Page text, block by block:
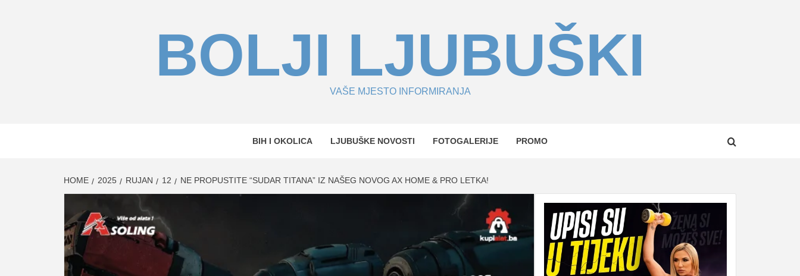
BOLJI LJUBUŠKI
VAŠE MJESTO INFORMIRANJA
BIH I OKOLICA LJUBUŠKE NOVOSTI FOTOGALERIJE PROMO
HOME 2025 RUJAN 12 NE PROPUSTITE “SUDAR TITANA” IZ NAŠEG NOVOG AX HOME & PRO LETKA!